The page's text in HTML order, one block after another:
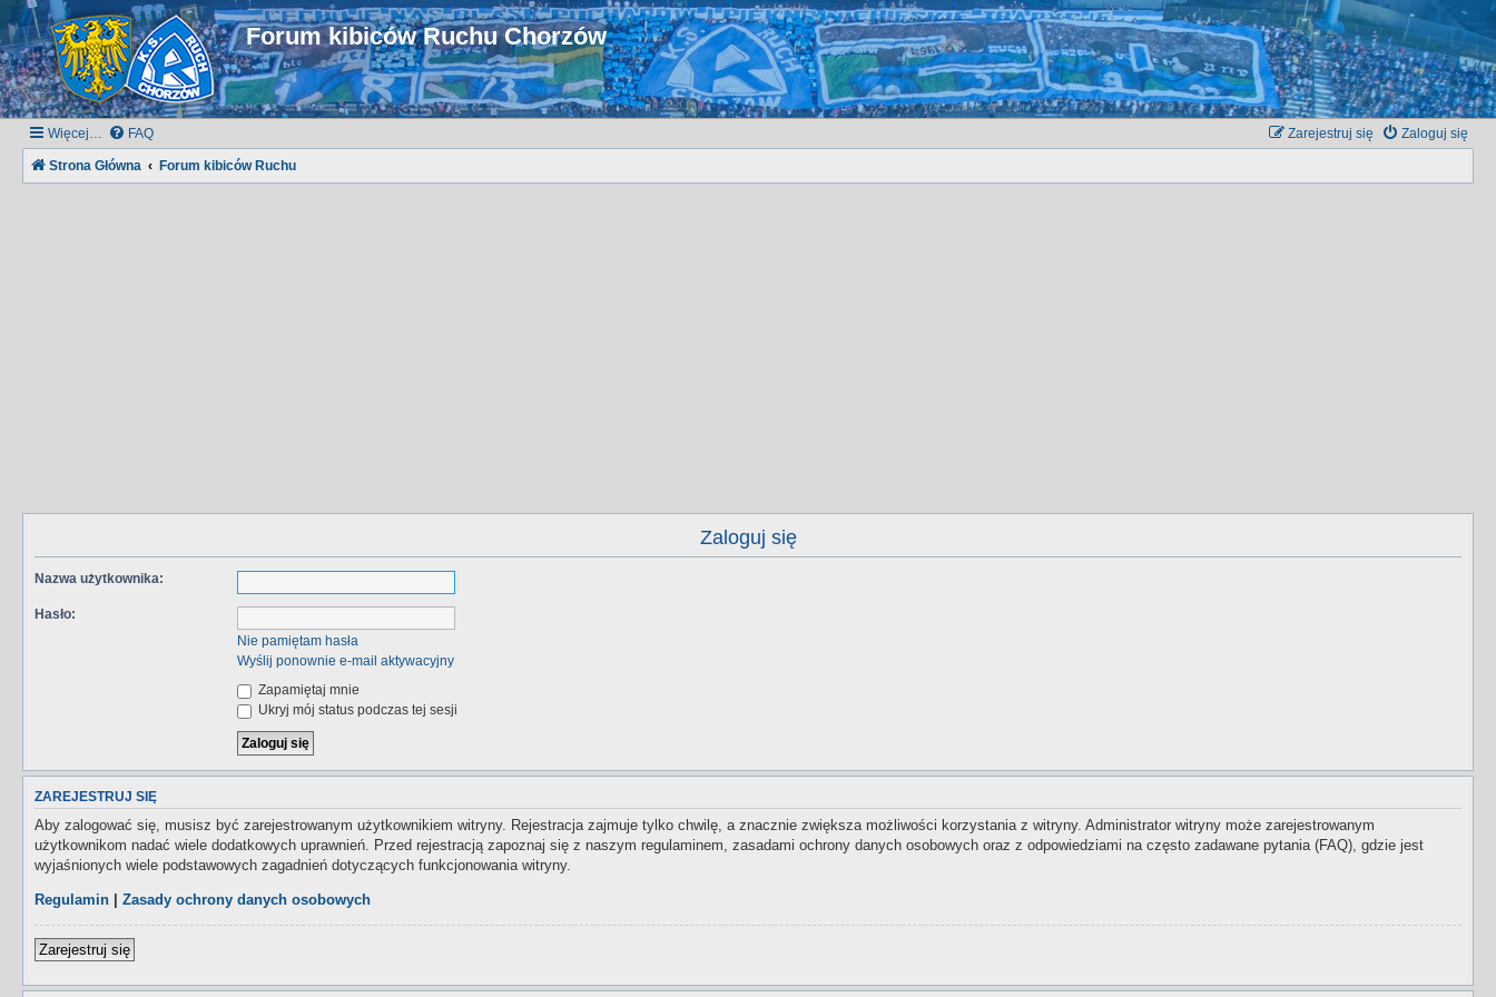
Forum kibiców Ruchu Chorzów
Więcej… FAQ Zaloguj się
Zarejestruj się
Strona Główna Forum kibiców Ruchu
Zaloguj się
Nazwa użytkownika:
Hasło:
Nie pamiętam hasła
Wyślij ponownie e-mail aktywacyjny
Zapamiętaj mnie
Ukryj mój status podczas tej sesji
ZAREJESTRUJ SIĘ
Aby zalogować się, musisz być zarejestrowanym użytkownikiem witryny. Rejestracja zajmuje tylko chwilę, a znacznie zwiększa możliwości korzystania z witryny. Administrator witryny może zarejestrowanym
użytkownikom nadać wiele dodatkowych uprawnień. Przed rejestracją zapoznaj się z naszym regulaminem, zasadami ochrony danych osobowych oraz z odpowiedziami na często zadawane pytania (FAQ), gdzie jest
wyjaśnionych wiele podstawowych zagadnień dotyczących funkcjonowania witryny.
Regulamin Zasady ochrony danych osobowych
Zarejestruj się